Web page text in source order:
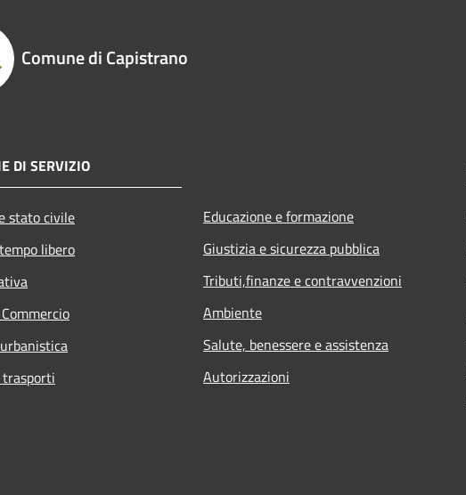
Comune di Capistrano
DI SERVIZIO
stato civile
libero
Educazione e formazione
Giustizia e sicurezza pubblica
Tributi,finanze e contravvenzioni
Ambiente
Salute, benessere e assistenza
Autorizzazioni